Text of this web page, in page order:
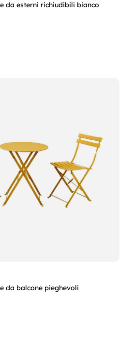
da esterni richiudibili bianco
da balcone pieghevoli